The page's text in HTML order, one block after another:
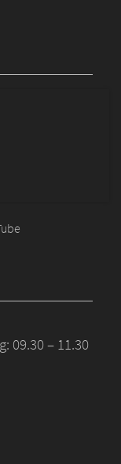
09.30 – 11.30